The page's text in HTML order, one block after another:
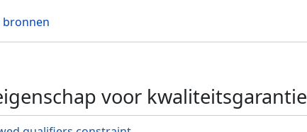
bronnen
voor kwaliteitsgarantie